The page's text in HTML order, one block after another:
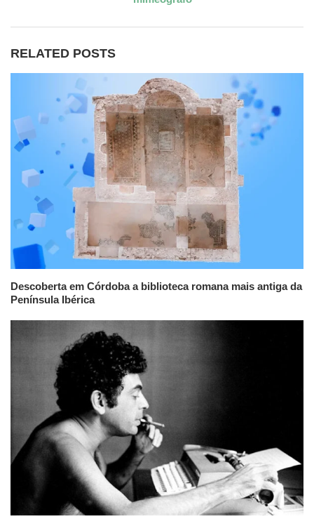
RELATED POSTS
Descoberta em Córdoba a biblioteca romana mais antiga da
Península Ibérica